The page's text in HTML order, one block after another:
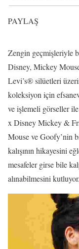
PAYLAŞ
Zengin geçmişleriyle
Disney, Mickey
Levi’s® silüetleri
koleksiyon için
ve işlemeli görseller
x Disney Mickey &
Mouse ve Goofy’nin
kalışının hikayesini
mesafeler girse bile
alınabilmesini kutluyor.